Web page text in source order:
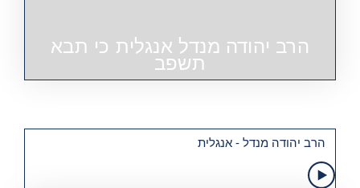
הרב יהודה מנדל אנגלית כי תבא
תשפב
הרב יהודה מנדל - אנגלית